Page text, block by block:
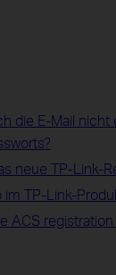
die E-Mail
neue TP-Link-
im TP-Link-
ACS